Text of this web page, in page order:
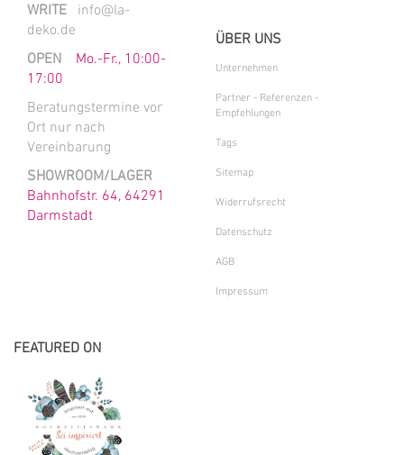
WRITE info@la-
deko.de
OPEN Mo.-Fr., 10:00-
17:00
Beratungstermine vor
Ort nur nach
Vereinbarung
SHOWROOM/LAGER
Bahnhofstr. 64, 64291
Darmstadt
ÜBER UNS
Unternehmen
Partner - Referenzen -
Empfehlungen
Tags
Sitemap
Widerrufsrecht
Datenschutz
AGB
Impressum
FEATURED ON